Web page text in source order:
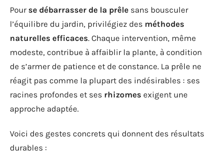
Pour se débarrasser de la prêle sans bousculer
l’équilibre du jardin, privilégiez des méthodes
naturelles efficaces. Chaque intervention, même
modeste, contribue à affaiblir la plante, à condition
de s’armer de patience et de constance. La prêle ne
réagit pas comme la plupart des indésirables : ses
racines profondes et ses rhizomes exigent une
approche adaptée.
Voici des gestes concrets qui donnent des résultats
durables :